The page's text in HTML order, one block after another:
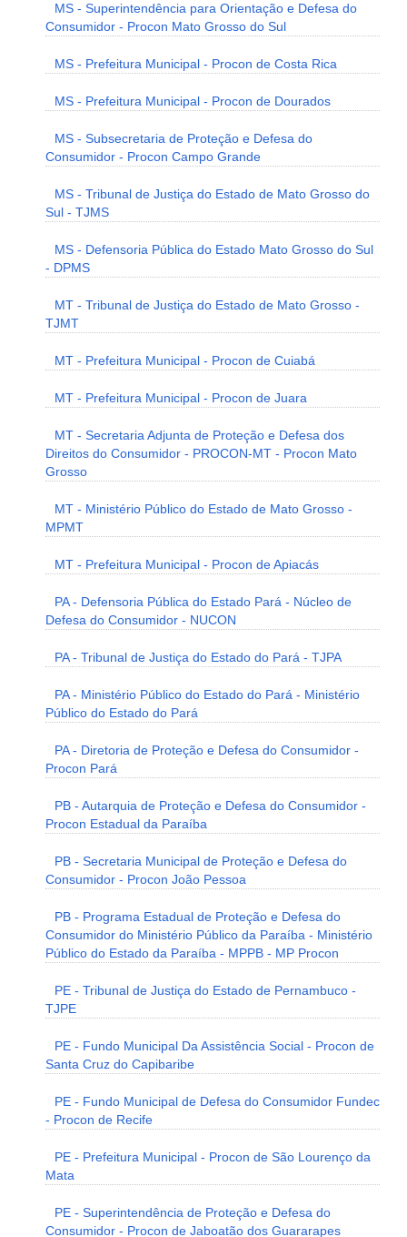
MS - Superintendência para Orientação e Defesa do
Consumidor - Procon Mato Grosso do Sul
MS - Prefeitura Municipal - Procon de Costa Rica
MS - Prefeitura Municipal - Procon de Dourados
MS - Subsecretaria de Proteção e Defesa do
Consumidor - Procon Campo Grande
MS - Tribunal de Justiça do Estado de Mato Grosso do
Sul - TJMS
MS - Defensoria Pública do Estado Mato Grosso do Sul
- DPMS
MT - Tribunal de Justiça do Estado de Mato Grosso -
TJMT
MT - Prefeitura Municipal - Procon de Cuiabá
MT - Prefeitura Municipal - Procon de Juara
MT - Secretaria Adjunta de Proteção e Defesa dos
Direitos do Consumidor - PROCON-MT - Procon Mato
Grosso
MT - Ministério Público do Estado de Mato Grosso -
MPMT
MT - Prefeitura Municipal - Procon de Apiacás
PA - Defensoria Pública do Estado Pará - Núcleo de
Defesa do Consumidor - NUCON
PA - Tribunal de Justiça do Estado do Pará - TJPA
PA - Ministério Público do Estado do Pará - Ministério
Público do Estado do Pará
PA - Diretoria de Proteção e Defesa do Consumidor -
Procon Pará
PB - Autarquia de Proteção e Defesa do Consumidor -
Procon Estadual da Paraíba
PB - Secretaria Municipal de Proteção e Defesa do
Consumidor - Procon João Pessoa
PB - Programa Estadual de Proteção e Defesa do
Consumidor do Ministério Público da Paraíba - Ministério
Público do Estado da Paraíba - MPPB - MP Procon
PE - Tribunal de Justiça do Estado de Pernambuco -
TJPE
PE - Fundo Municipal Da Assistência Social - Procon de
Santa Cruz do Capibaribe
PE - Fundo Municipal de Defesa do Consumidor Fundec
- Procon de Recife
PE - Prefeitura Municipal - Procon de São Lourenço da
Mata
PE - Superintendência de Proteção e Defesa do
Consumidor - Procon de Jaboatão dos Guararapes